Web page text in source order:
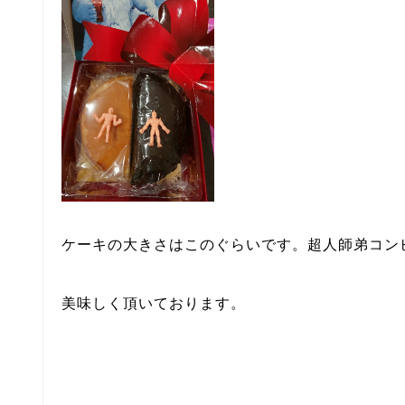
ケーキの大きさはこのぐらいです。超人師弟コン
美味しく頂いております。